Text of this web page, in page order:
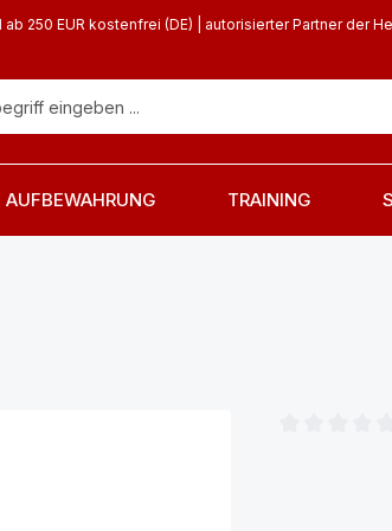
250 EUR kostenfrei (DE) | autorisierter Partner der
AUFBEWAHRUNG TRAINING